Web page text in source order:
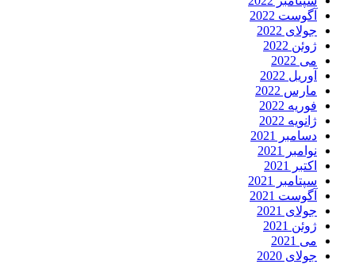
آگوست 2022
جولای 2022
ژوئن 2022
می 2022
آوریل 2022
مارس 2022
فوریه 2022
ژانویه 2022
دسامبر 2021
نوامبر 2021
اکتبر 2021
سپتامبر 2021
آگوست 2021
جولای 2021
ژوئن 2021
می 2021
جولای 2020